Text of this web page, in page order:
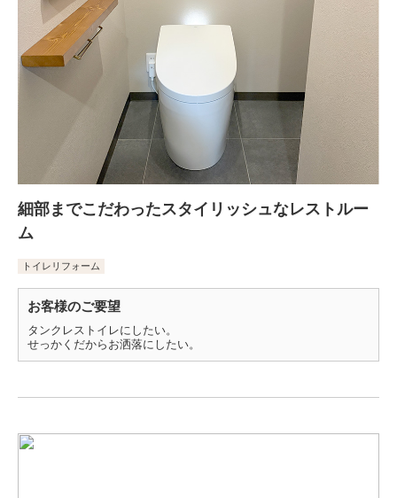
細部までこだわったスタイリッシュなレストルー
ム
トイレリフォーム
お客様のご要望
タンクレストイレにしたい。
せっかくだからお洒落にしたい。